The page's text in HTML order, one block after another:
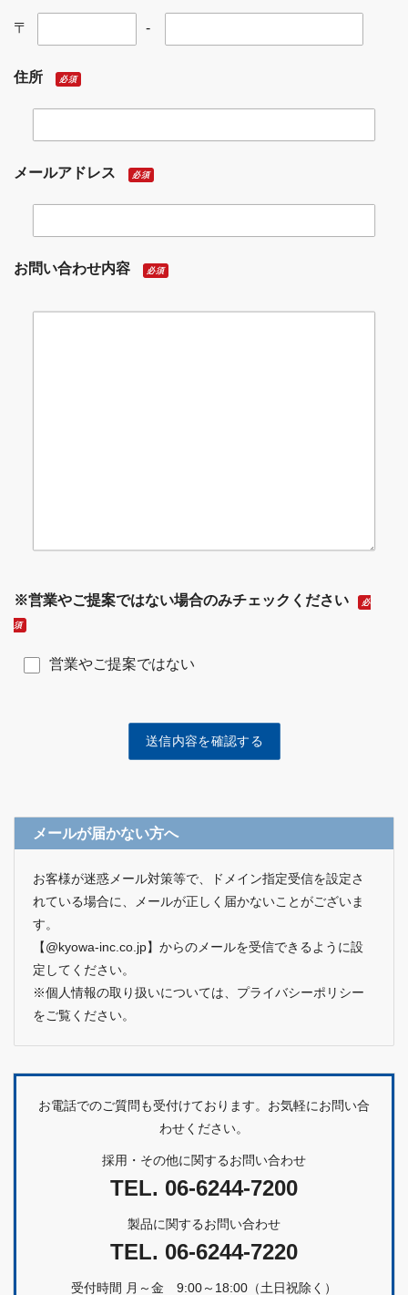
〒 -
住所 必須
メールアドレス 必須
お問い合わせ内容 必須
※営業やご提案ではない場合のみチェックください 必
須
営業やご提案ではない
メールが届かない方へ
お客様が迷惑メール対策等で、ドメイン指定受信を設定さ
れている場合に、メールが正しく届かないことがございま
す。
【@kyowa-inc.co.jp】からのメールを受信できるように設
定してください。
※個人情報の取り扱いについては、 プライバシーポリシー
をご覧ください。
お電話でのご質問も受付けております。お気軽にお問い合
わせください。
採用・その他に関するお問い合わせ
TEL. 06-6244-7200
製品に関するお問い合わせ
TEL. 06-6244-7220
受付時間 月～金 9:00～18:00（土日祝除く）